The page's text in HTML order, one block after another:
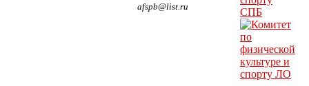
afspb@list.ru